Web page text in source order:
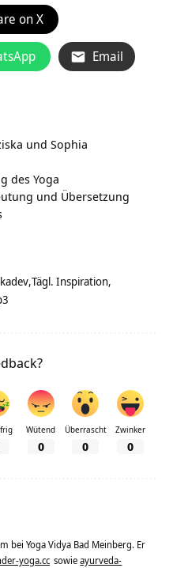
on X
Email
und Sophia
des Yoga
und Übersetzung
Tägl. Inspiration
Wütend
0
Überrascht
0
Zwinker
0
bei Yoga Vidya Bad Meinberg. Er
yoga.cc sowieayurveda-